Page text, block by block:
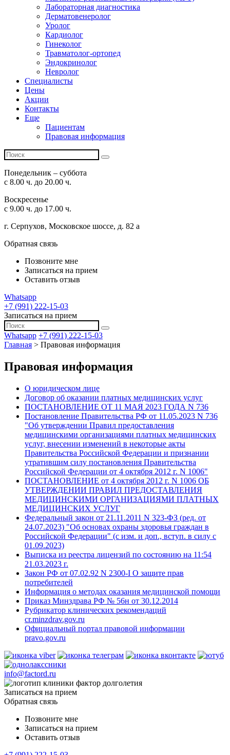
Лабораторная диагностика
Дерматовенеролог
Уролог
Кардиолог
Гинеколог
Травматолог-ортопед
Эндокринолог
Невролог
Специалисты
Цены
Акции
Контакты
Еще
Пациентам
Правовая информация
Понедельник – суббота
с 8.00 ч. до 20.00 ч.
Воскресенье
с 9.00 ч. до 17.00 ч.
г. Серпухов, Московское шоссе, д. 82 а
Обратная связь
Позвоните мне
Записаться на прием
Оставить отзыв
Whatsapp
+7 (991) 222-15-03
Записаться на прием
Whatsapp +7 (991) 222-15-03
Главная > Правовая информация
Правовая информация
О юридическом лице
Договор об оказании платных медицинских услуг
ПОСТАНОВЛЕНИЕ ОТ 11 МАЯ 2023 ГОДА N 736
Постановление Правительства РФ от 11.05.2023 N 736
"Об утверждении Правил предоставления
медицинскими организациями платных медицинских
услуг, внесении изменений в некоторые акты
Правительства Российской Федерации и признании
утратившим силу постановления Правительства
Российской Федерации от 4 октября 2012 г. N 1006"
ПОСТАНОВЛЕНИЕ от 4 октября 2012 г. N 1006 ОБ
УТВЕРЖДЕНИИ ПРАВИЛ ПРЕДОСТАВЛЕНИЯ
МЕДИЦИНСКИМИ ОРГАНИЗАЦИЯМИ ПЛАТНЫХ
МЕДИЦИНСКИХ УСЛУГ
Федеральный закон от 21.11.2011 N 323-ФЗ (ред. от
24.07.2023) "Об основах охраны здоровья граждан в
Российской Федерации" (с изм. и доп., вступ. в силу с
01.09.2023)
Выписка из реестра лицензий по состоянию на 11:54
21.03.2023 г.
Закон РФ от 07.02.92 N 2300-I О защите прав
потребителей
Информация о методах оказания медицинской помощи
Приказ Минздрава РФ № 56н от 30.12.2014
Рубрикатор клинических рекомендаций
cr.minzdrav.gov.ru
Официальный портал правовой информации
pravo.gov.ru
info@factord.ru
Записаться на прием
Обратная связь
Позвоните мне
Записаться на прием
Оставить отзыв